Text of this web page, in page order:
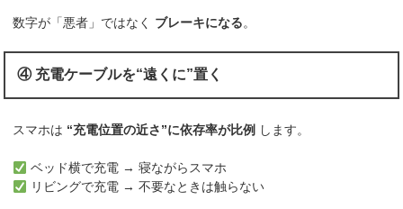
数字が「悪者」ではなく ブレーキになる。
④ 充電ケーブルを“遠くに”置く
スマホは “充電位置の近さ”に依存率が比例 します。
ベッド横で充電 → 寝ながらスマホ
リビングで充電 → 不要なときは触らない